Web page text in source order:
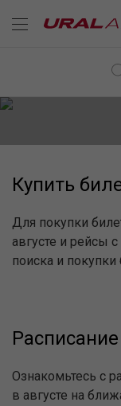
Купить
Для покупки
августе и рейсы
поиска и
Ознакомьтесь с
в августе на